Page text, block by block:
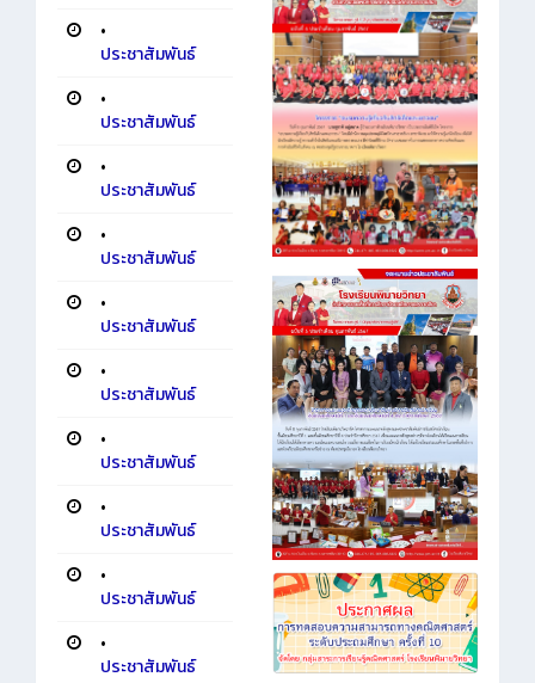
•
ประชาสัมพันธ์
•
ประชาสัมพันธ์
•
ประชาสัมพันธ์
•
ประชาสัมพันธ์
•
ประชาสัมพันธ์
•
ประชาสัมพันธ์
•
ประชาสัมพันธ์
•
ประชาสัมพันธ์
•
ประชาสัมพันธ์
•
ประชาสัมพันธ์